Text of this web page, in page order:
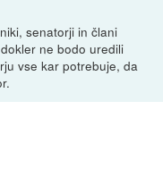
senatorji in člani
ne bodo uredili
vse kar potrebuje, da